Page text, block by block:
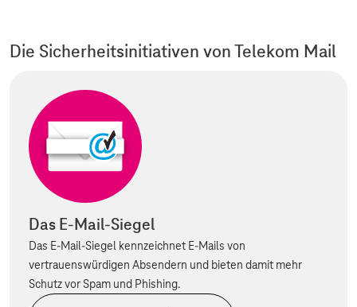
Die Sicherheitsinitiativen von Telekom Mail
Das E-Mail-Siegel
Das E-Mail-Siegel kennzeichnet E-Mails von
vertrauenswürdigen Absendern und bieten damit mehr
Schutz vor Spam und Phishing.